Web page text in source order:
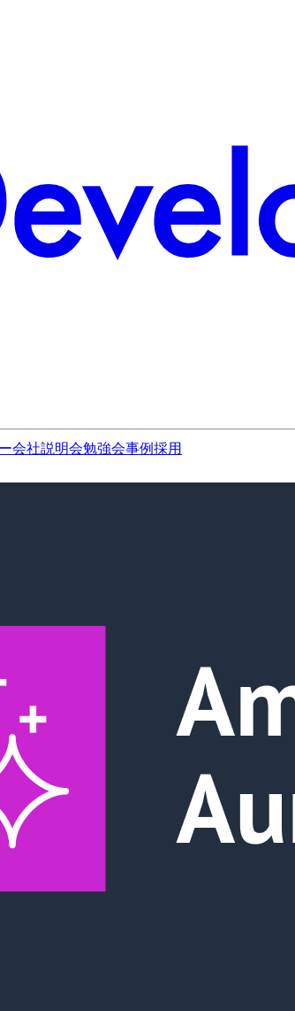
会社説明会勉強会事例採用